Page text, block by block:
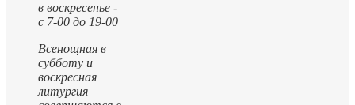
в воскресенье -
с 7-00 до 19-00
Всенощная в
субботу и
воскресная
литургия